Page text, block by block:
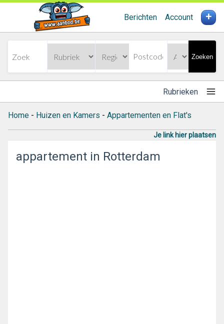
Berichten Account +
Zoeken
Rubrieken
Home - Huizen en Kamers - Appartementen en Flat's
Je link hier plaatsen
appartement in Rotterdam